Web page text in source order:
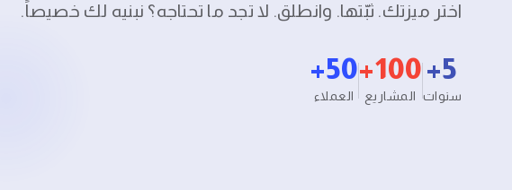
اختر ميزتك. ثبّتها. وانطلق. لا تجد ما تحتاجه؟ نبنيه لك خصيصاً.
5+
سنوات
100+
المشاريع
50+
العملاء